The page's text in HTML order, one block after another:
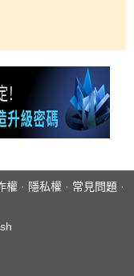
權 · 隱私權 · 常見問題 ·